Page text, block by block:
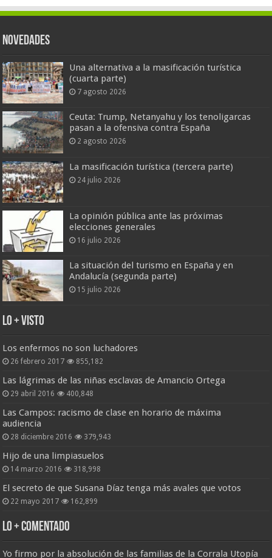
Novedades
Una alternativa a la masificación turística
(cuarta parte)
7 agosto 2026
Ceuta: Trump, Netanyahu y los tenoligarcas
pasan a la ofensiva contra España
2 agosto 2026
La masificación turística (tercera parte)
24 julio 2026
La opinión pública ante las próximas
elecciones generales
16 julio 2026
La situación del turismo en España y en
Andalucía (segunda parte)
15 julio 2026
Lo + Visto
Los enfermos no son luchadores
26 febrero 2017 855,182
Las lágrimas de las niñas esclavas de Amancio Ortega
29 abril 2016 400,848
Las Campos: racismo de clase en horario de máxima
audiencia
28 diciembre 2016 379,943
Hijo de una limpiasuelos
14 marzo 2016 318,998
El secreto de que Susana Díaz tenga más avales que votos
22 mayo 2017 162,899
Lo + Comentado
Yo firmo por la absolución de las familias de la Corrala Utopía